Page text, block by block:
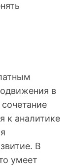
в
к аналитике
В
умеет